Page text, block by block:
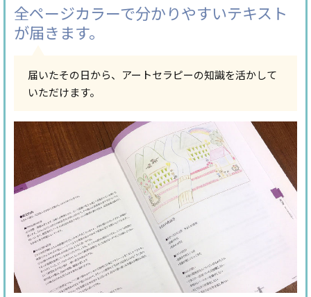
全ページカラーで分かりやすいテキスト
が届きます。
届いたその日から、アートセラピーの知識を活かして
いただけます。